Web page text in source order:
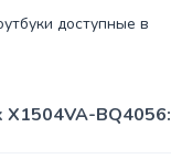
Клавиатура
SSD
доступные в
X1504VA-BQ4056: